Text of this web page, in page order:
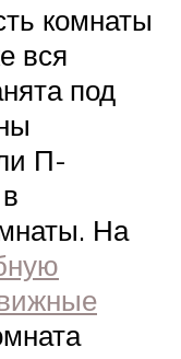
комнаты
вся
под
П-
На